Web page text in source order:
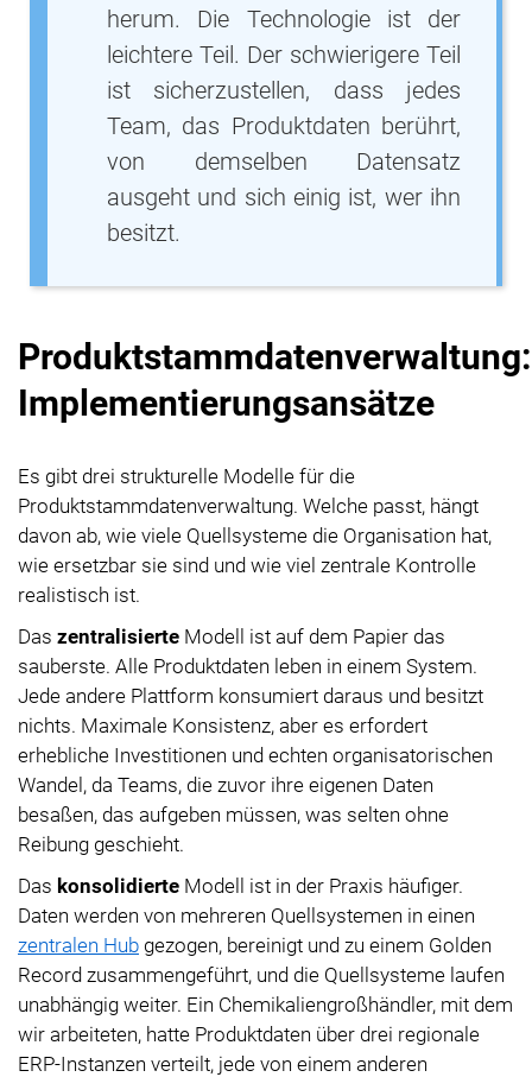
herum. Die Technologie ist der
leichtere Teil. Der schwierigere Teil
ist sicherzustellen, dass jedes
Team, das Produktdaten berührt,
von demselben Datensatz
ausgeht und sich einig ist, wer ihn
besitzt.
Produktstammdatenverwaltung:
Implementierungsansätze
Es gibt drei strukturelle Modelle für die
Produktstammdatenverwaltung. Welche passt, hängt
davon ab, wie viele Quellsysteme die Organisation hat,
wie ersetzbar sie sind und wie viel zentrale Kontrolle
realistisch ist.
Das zentralisierte Modell ist auf dem Papier das
sauberste. Alle Produktdaten leben in einem System.
Jede andere Plattform konsumiert daraus und besitzt
nichts. Maximale Konsistenz, aber es erfordert
erhebliche Investitionen und echten organisatorischen
Wandel, da Teams, die zuvor ihre eigenen Daten
besaßen, das aufgeben müssen, was selten ohne
Reibung geschieht.
Das konsolidierte Modell ist in der Praxis häufiger.
Daten werden von mehreren Quellsystemen in einen
zentralen Hub gezogen, bereinigt und zu einem Golden
Record zusammengeführt, und die Quellsysteme laufen
unabhängig weiter. Ein Chemikaliengroßhändler, mit dem
wir arbeiteten, hatte Produktdaten über drei regionale
ERP-Instanzen verteilt, jede von einem anderen